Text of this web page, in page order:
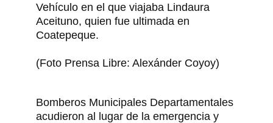
Vehículo en el que viajaba Lindaura
Aceituno, quien fue ultimada en
Coatepeque.
(Foto Prensa Libre: Alexánder Coyoy)
Bomberos Municipales Departamentales
acudieron al lugar de la emergencia y